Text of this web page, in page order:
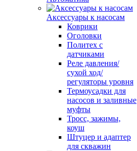
Аксессуары к насосам
Коврики
Оголовки
Политех с
датчиками
Реле давления/
сухой ход/
регуляторы уровня
Термоусадки для
насосов и заливные
муфты
Тросс, зажимы,
коуш
Штуцер и адаптер
для скважин